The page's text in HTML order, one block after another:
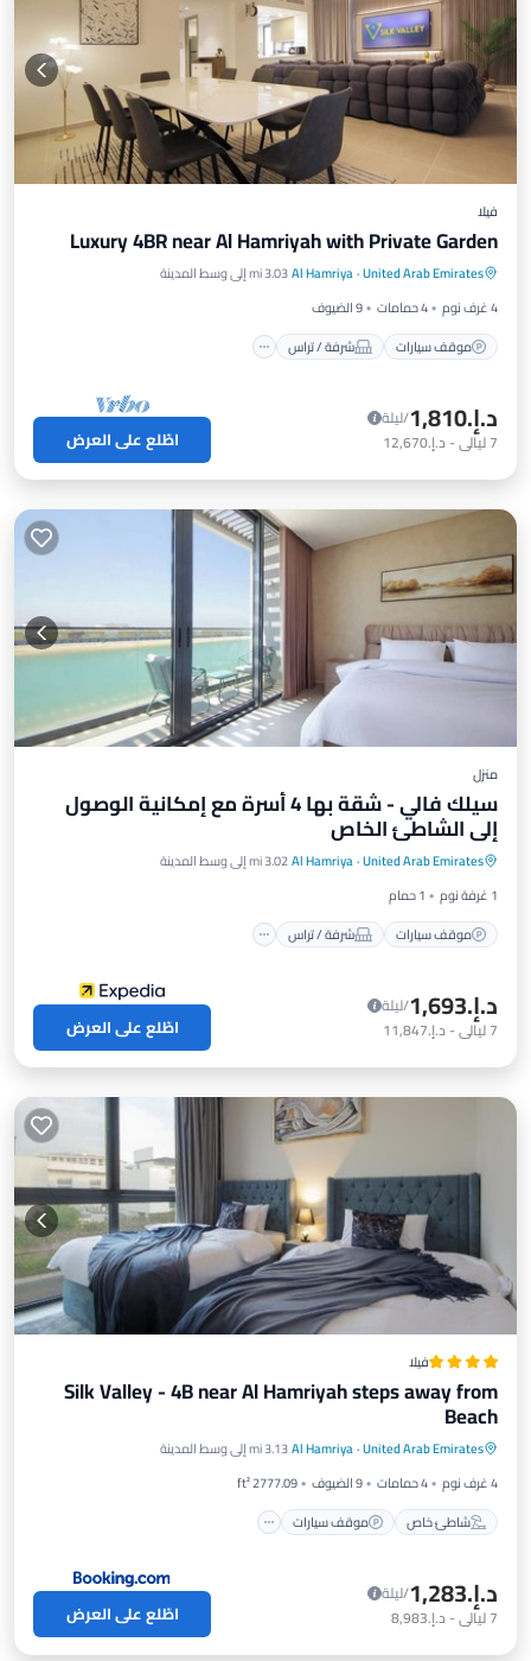
فيلا
Luxury 4BR near Al Hamriyah with Private Garden
United Arab Emirates
·
Al Hamriya3.03 mi إلى وسط المدينة
4 غرف نوم
4 حمامات
9 الضيوف
موقف سيارات
شرفة / تراس
موقف سيارات شرفة / تراس
مطبخ
مكيف هواء
د.إ.‏1,810
/ليلة
7ليالي- د.إ.‏12,670 اطّلع على العرض
منزل
سيلك فالي - شقة بها 4 أسرة مع إمكانية الوصول
إلى الشاطئ الخاص
United Arab Emirates
·
Al Hamriya3.02 mi إلى وسط المدينة
1 غرفة نوم
1 حمام
موقف سيارات
شرفة / تراس
موقف سيارات
مكيف هواء
د.إ.‏1,693
/ليلة
7ليالي- د.إ.‏11,847 اطّلع على العرض
فيلا
Silk Valley - 4B near Al Hamriyah steps away from
Beach
United Arab Emirates
·
Al Hamriya3.13 mi إلى وسط المدينة
4 غرف نوم
4 حمامات 9 الضيوف
2777.09 ft²
شاطئ خاص
موقف سيارات
إطلالة على المحيط
شرفة / تراس
د.إ.‏1,283
/ليلة
7ليالي- د.إ.‏8,983 اطّلع على العرض